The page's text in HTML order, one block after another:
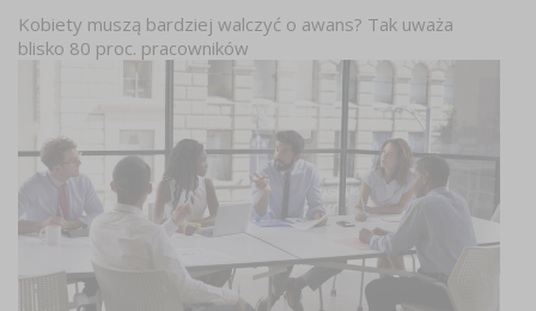
Kobiety muszą bardziej walczyć o awans? Tak uważa
blisko 80 proc. pracowników